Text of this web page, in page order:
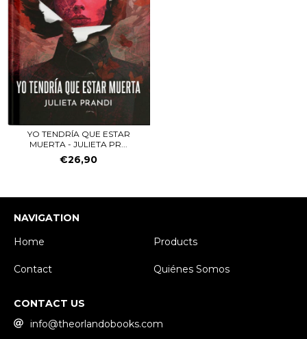
YO TENDRÍA QUE ESTAR
MUERTA - JULIETA PR...
€26,90
NAVIGATION
Home
Products
Contact Quiénes Somos
CONTACT US
info@theorlandobooks.com